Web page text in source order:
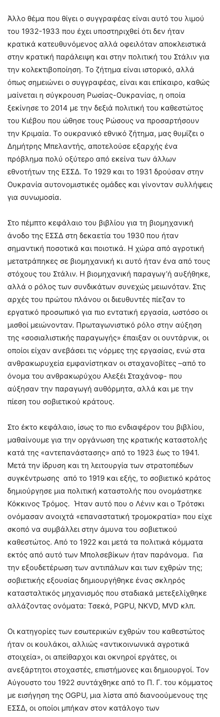
Άλλο θέμα που θίγει ο συγγραφέας είναι αυτό του λιμού
του 1932-1933 που έχει υποστηριχθεί ότι δεν ήταν
κρατικά κατευθυνόμενος αλλά οφειλόταν αποκλειστικά
στην κρατική παράλειψη και στην πολιτική του Στάλιν για
την κολεκτιβοποίηση. Το ζήτημα είναι ιστορικό, αλλά
όπως σημειώνει ο συγγραφέας, είναι και επίκαιρο, καθώς
μαίνεται η σύγκρουση Ρωσίας-Ουκρανίας, η οποία
ξεκίνησε το 2014 με την δεξιά πολιτική του καθεστώτος
του Κιέβου που ώθησε τους Ρώσους να προσαρτήσουν
την Κριμαία. Το ουκρανικό εθνικό ζήτημα, μας θυμίζει ο
Δημήτρης Μπελαντής, αποτελούσε εξαρχής ένα
πρόβλημα πολύ οξύτερο από εκείνα των άλλων
εθνοτήτων της ΕΣΣΔ. Το 1929 και το 1931 δρούσαν στην
Ουκρανία αυτονομιστικές ομάδες και γίνονταν συλλήψεις
για συνωμοσία.
Στο πέμπτο κεφάλαιο του βιβλίου για τη βιομηχανική
άνοδο της ΕΣΣΔ στη δεκαετία του 1930 που ήταν
σημαντική ποσοτικά και ποιοτικά. Η χώρα από αγροτική
μετατράπηκες σε βιομηχανική κι αυτό ήταν ένα από τους
στόχους του Στάλιν. Η βιομηχανική παραγωγ’ή αυξήθηκε,
αλλά ο ρόλος των συνδικάτων συνεχώς μειωνόταν. Στις
αρχές του πρώτου πλάνου οι διευθυντές πίεζαν το
εργατικό προσωπικό για πιο εντατική εργασία, ωστόσο οι
μισθοί μειώνονταν. Πρωταγωνιστικό ρόλο στην αύξηση
της «σοσιαλιστικής παραγωγής» έπαιξαν οι ουντάρνικ, οι
οποίοι είχαν ανεβάσει τις νόρμες της εργασίας, ενώ στα
ανθρακωρυχεία εμφανίστηκαν οι σταχανοβίτες –από το
όνομα του ανθρακωρύχου Αλεξέι Σταχάνοφ- που
αύξησαν την παραγωγή αυθόρμητα, αλλά και με την
πίεση του σοβιετικού κράτους.
Στο έκτο κεφάλαιο, ίσως το πιο ενδιαφέρον του βιβλίου,
μαθαίνουμε για την οργάνωση της κρατικής καταστολής
κατά της «αντεπανάστασης» από το 1923 έως το 1941.
Μετά την ίδρυση και τη λειτουργία των στρατοπέδων
συγκέντρωσης από το 1919 και εξής, το σοβιετικό κράτος
δημιούργησε μια πολιτική καταστολής που ονομάστηκε
Κόκκινος Τρόμος. Ήταν αυτό που ο Λένιν και ο Τρότσκι
ονόμασαν ανοιχτά «επαναστατική τρομοκρατία» που είχε
σκοπό να συμβάλλει στην άμυνα του σοβιετικού
καθεστώτος. Από το 1922 και μετά τα πολιτικά κόμματα
εκτός από αυτό των Μπολσεβίκων ήταν παράνομα. Για
την εξουδετέρωση των αντιπάλων και των εχθρών της;
σοβιετικής εξουσίας δημιουργήθηκε ένας σκληρός
κατασταλτικός μηχανισμός που σταδιακά μετεξελίχθηκε
αλλάζοντας ονόματα: Τσεκά, PGPU, NKVD, MVD κλπ.
Οι κατηγορίες των εσωτερικών εχθρών του καθεστώτος
ήταν οι κουλάκοι, αλλιώς «αντικοινωνικά αγροτικά
στοιχεία», οι απείθαρχοι και οκνηροί εργάτες, οι
ανεξάρτητοι στοχαστές, επιστήμονες και δημιουργοί. Τον
Αύγουστο του 1922 συντάχθηκε από το Π. Γ. του κόμματος
με εισήγηση της OGPU, μια λίστα από διανοούμενους της
ΕΣΣΔ, οι οποίοι μπήκαν στον κατάλογο των